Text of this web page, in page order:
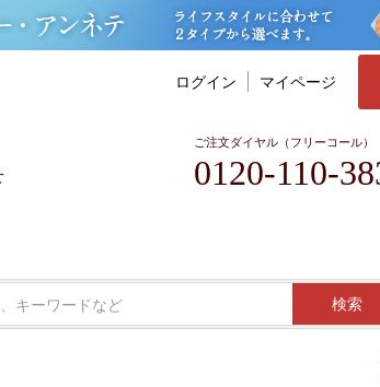
ログイン マイページ
ご注文ダイヤル（フリーコール）
0120-110-
検索